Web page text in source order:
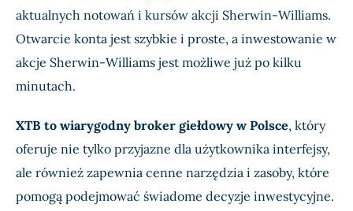
aktualnych notowań i kursów akcji Sherwin-Williams.
Otwarcie konta jest szybkie i proste, a inwestowanie w
akcje Sherwin-Williams jest możliwe już po kilku
minutach.
XTB to wiarygodny broker giełdowy w Polsce, który
oferuje nie tylko przyjazne dla użytkownika interfejsy,
ale również zapewnia cenne narzędzia i zasoby, które
pomogą podejmować świadome decyzje inwestycyjne.